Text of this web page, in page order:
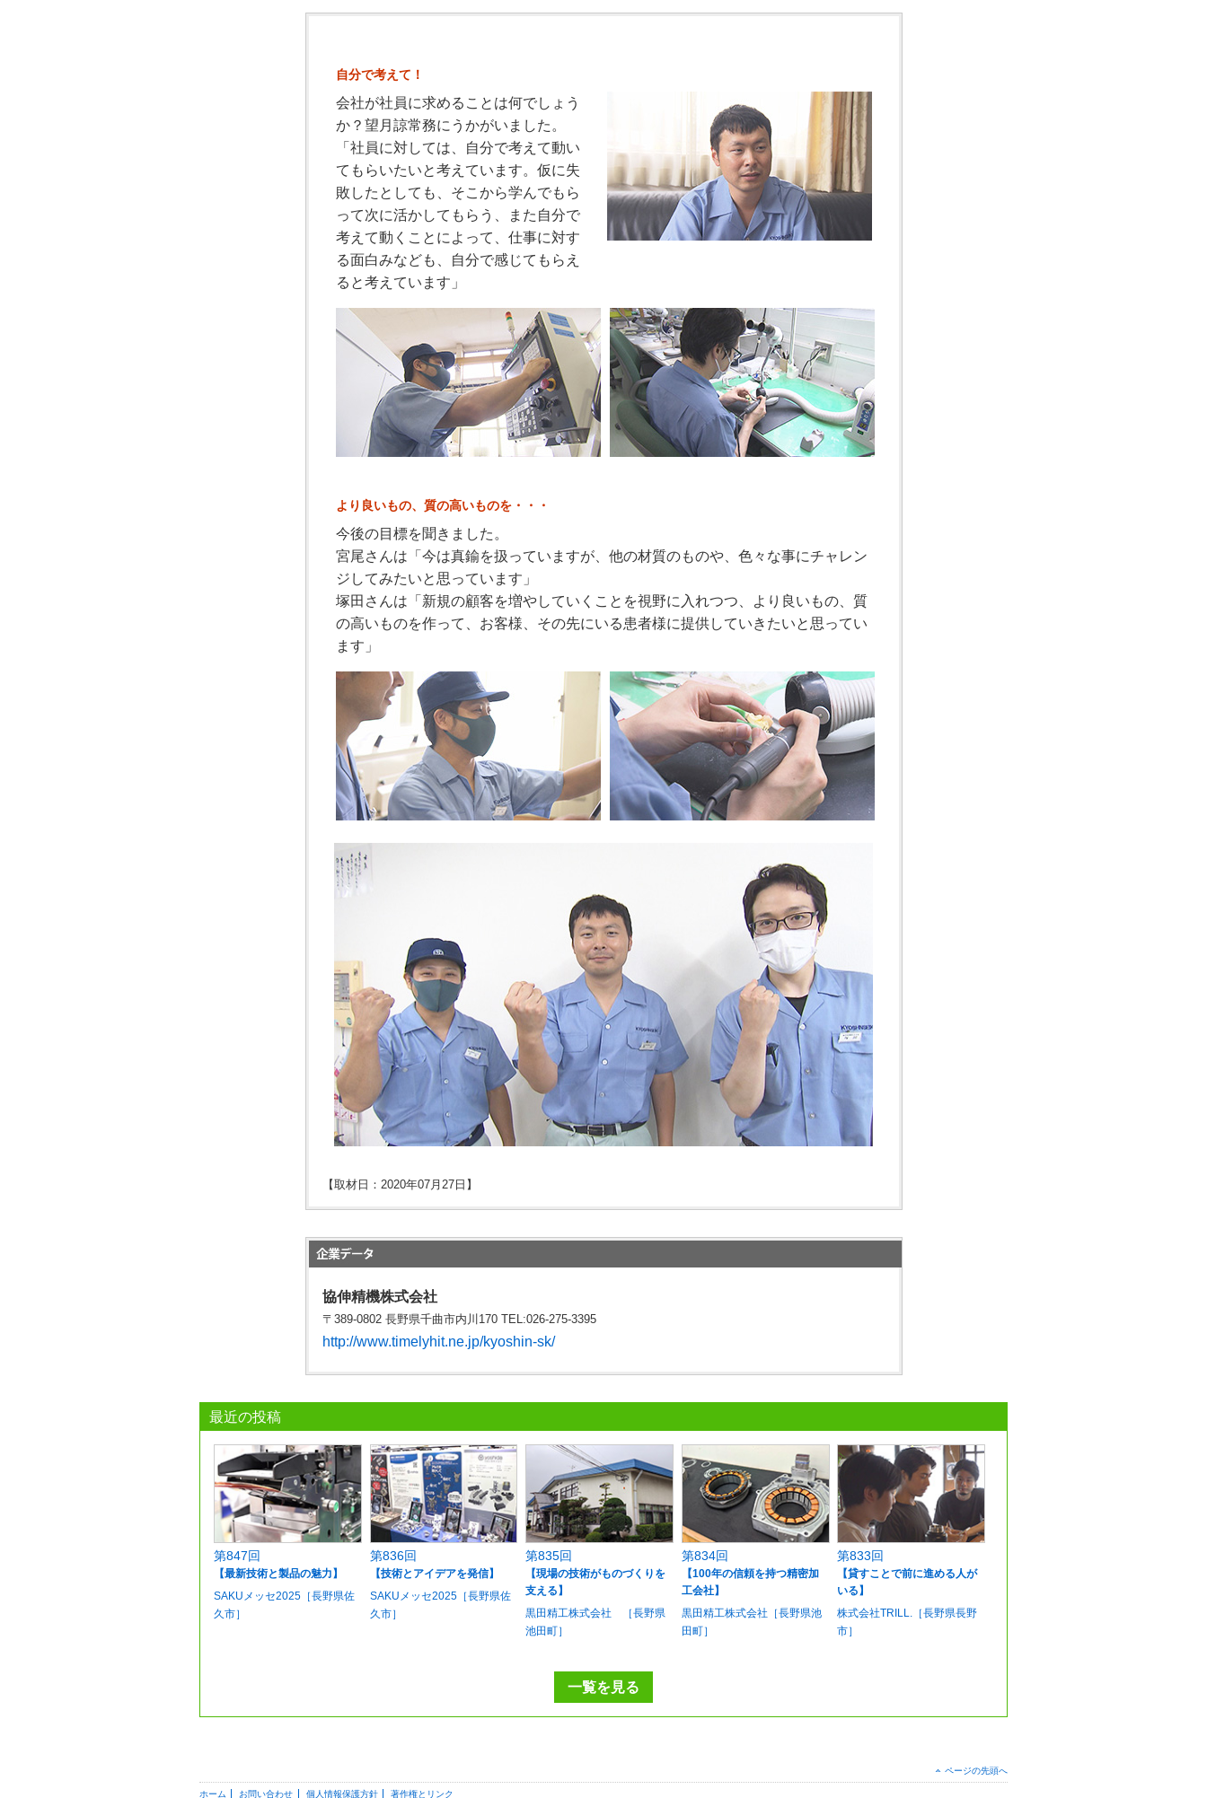
自分で考えて！
会社が社員に求めることは何でしょう
か？望月諒常務にうかがいました。
「社員に対しては、自分で考えて動い
てもらいたいと考えています。仮に失
敗したとしても、そこから学んでもら
って次に活かしてもらう、また自分で
考えて動くことによって、仕事に対す
る面白みなども、自分で感じてもらえ
ると考えています」
より良いもの、質の高いものを・・・
今後の目標を聞きました。
宮尾さんは「今は真鍮を扱っていますが、他の材質のものや、色々な事にチャレン
ジしてみたいと思っています」
塚田さんは「新規の顧客を増やしていくことを視野に入れつつ、より良いもの、質
の高いものを作って、お客様、その先にいる患者様に提供していきたいと思ってい
ます」
【取材日：2020年07月27日】
協伸精機株式会社
〒389-0802 長野県千曲市内川170 TEL:026-275-3395
http://www.timelyhit.ne.jp/kyoshin-sk/
最近の投稿
第847回
【最新技術と製品の魅力】
SAKUメッセ2025［長野県佐
久市］
第836回
【技術とアイデアを発信】
SAKUメッセ2025［長野県佐
久市］
第835回
【現場の技術がものづくりを
支える】
黒田精工株式会社 ［長野県
池田町］
第834回
【100年の信頼を持つ精密加
工会社】
黒田精工株式会社［長野県池
田町］
第833回
【貸すことで前に進める人が
いる】
株式会社TRILL.［長野県長野
市］
一覧を見る
ページの先頭へ
ホーム お問い合わせ 個人情報保護方針 著作権とリンク